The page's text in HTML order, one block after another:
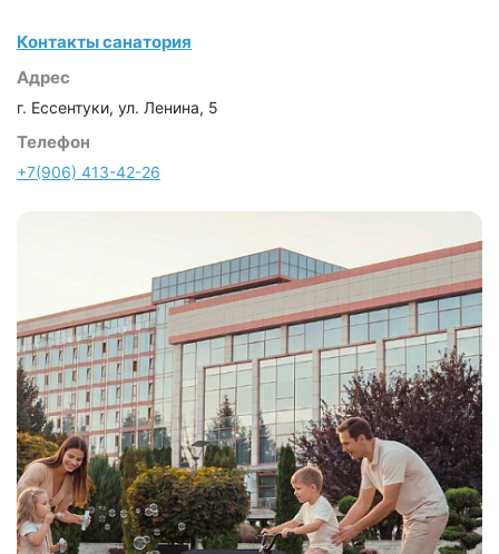
Контакты санатория
Адрес
г. Ессентуки, ул. Ленина, 5
Телефон
+7(906) 413-42-26